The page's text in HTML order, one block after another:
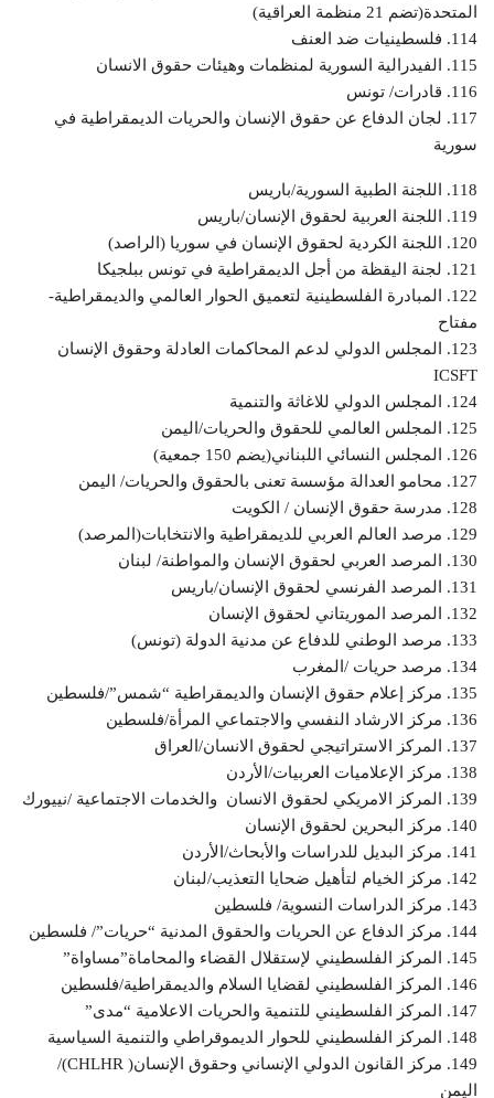
المتحدة(تضم 21 منظمة العراقية)
114. فلسطينيات ضد العنف
115. الفيدرالية السورية لمنظمات وهيئات حقوق الانسان
116. قادرات/ تونس
117. لجان الدفاع عن حقوق الإنسان والحريات الديمقراطية في
سورية
118. اللجنة الطبية السورية/باريس
119. اللجنة العربية لحقوق الإنسان/باريس
120. اللجنة الكردية لحقوق الإنسان في سوريا (الراصد)
121. لجنة اليقظة من أجل الديمقراطية في تونس ببلجيكا
122. المبادرة الفلسطينية لتعميق الحوار العالمي والديمقراطية-
مفتاح
123. المجلس الدولي لدعم المحاكمات العادلة وحقوق الإنسان
ICSFT
124. المجلس الدولي للاغاثة والتنمية
125. المجلس العالمي للحقوق والحريات/اليمن
126. المجلس النسائي اللبناني(يضم 150 جمعية)
127. محامو العدالة مؤسسة تعنى بالحقوق والحريات/ اليمن
128. مدرسة حقوق الإنسان / الكويت
129. مرصد العالم العربي للديمقراطية والانتخابات(المرصد)
130. المرصد العربي لحقوق الإنسان والمواطنة/ لبنان
131. المرصد الفرنسي لحقوق الإنسان/باريس
132. المرصد الموريتاني لحقوق الإنسان
133. مرصد الوطني للدفاع عن مدنية الدولة (تونس)
134. مرصد حريات /المغرب
135. مركز إعلام حقوق الإنسان والديمقراطية “شمس”/فلسطين
136. مركز الارشاد النفسي والاجتماعي المرأة/فلسطين
137. المركز الاستراتيجي لحقوق الانسان/العراق
138. مركز الإعلاميات العربيات/الأردن
139. المركز الامريكي لحقوق الانسان والخدمات الاجتماعية /نييورك
140. مركز البحرين لحقوق الإنسان
141. مركز البديل للدراسات والأبحاث/الأردن
142. مركز الخيام لتأهيل ضحايا التعذيب/لبنان
143. مركز الدراسات النسوية/ فلسطين
144. مركز الدفاع عن الحريات والحقوق المدنية “حريات”/ فلسطين
145. المركز الفلسطيني لإستقلال القضاء والمحاماة”مساواة”
146. المركز الفلسطيني لقضايا السلام والديمقراطية/فلسطين
147. المركز الفلسطيني للتنمية والحريات الاعلامية “مدى”
148. المركز الفلسطيني للحوار الديموقراطي والتنمية السياسية
149. مركز القانون الدولي الإنساني وحقوق الإنسان( CHLHR)/
اليمن